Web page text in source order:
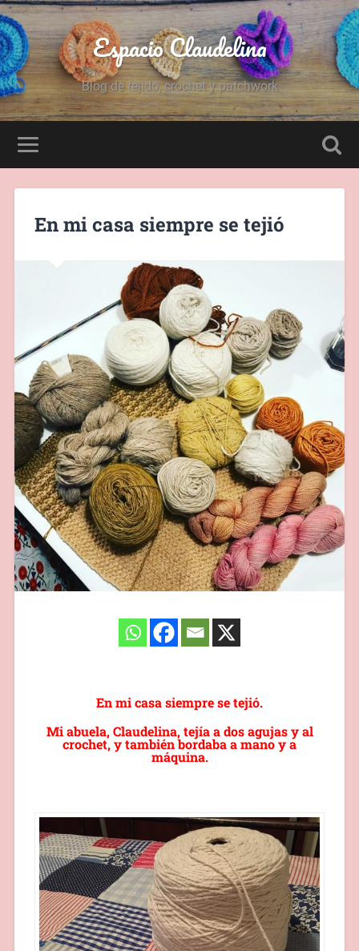
Espacio Claudelina
Blog de tejido, crochet y patchwork
En mi casa siempre se tejió
En mi casa siempre se tejió.
Mi abuela, Claudelina, tejía a dos agujas y al
crochet, y también bordaba a mano y a
máquina.